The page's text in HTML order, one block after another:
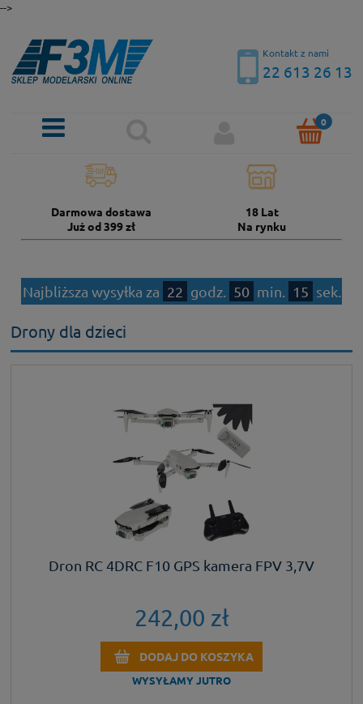
-->
Kontakt z nami
22 613 26 13
Darmowa dostawa
Już od 399 zł
18 Lat
Na rynku
Najbliższa wysyłka za 22 godz. 50 min. 15 sek.
Drony dla dzieci
Dron RC 4DRC F10 GPS kamera FPV 3,7V
242,00 zł
DODAJ DO KOSZYKA
WYSYŁAMY JUTRO